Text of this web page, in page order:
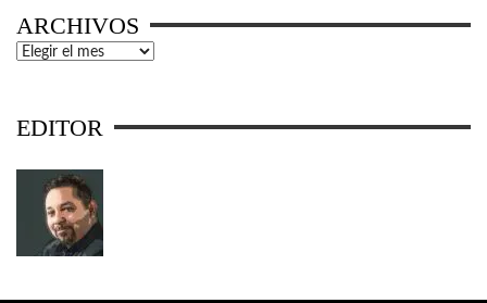
ARCHIVOS
Archivos
EDITOR